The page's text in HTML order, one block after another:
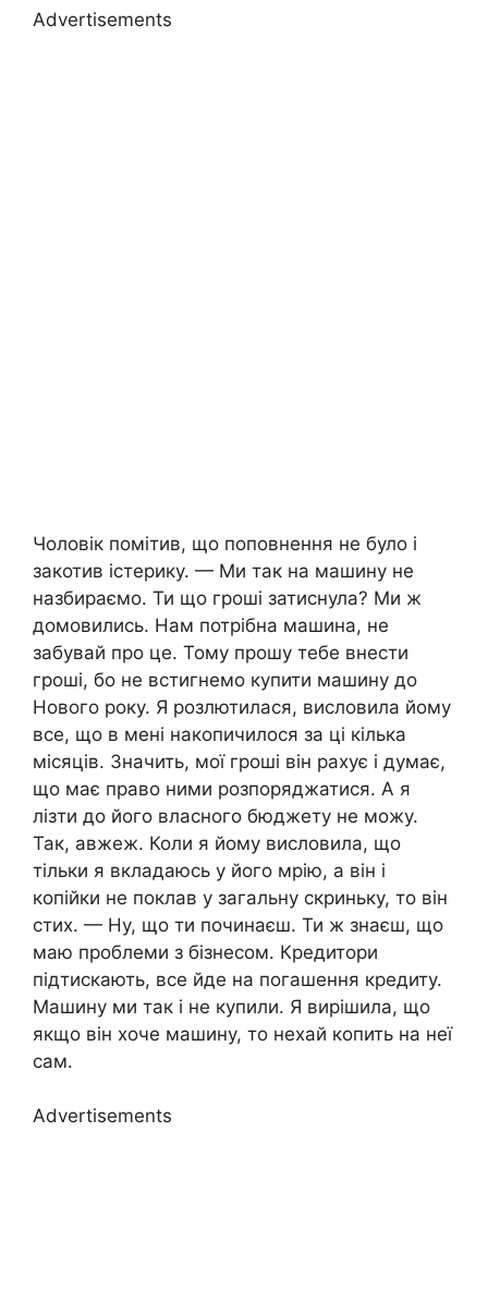
Advertisements
Чоловік помітив, що поповнення не було і
закотив icтерику. — Ми так на машину не
назбираємо. Ти що гроші затиснула? Ми ж
домовились. Нам потрібна машина, не
забувай про це. Тому прошу тебе внести
гроші, бо не встигнемо купити машину до
Нового року. Я розлютилася, висловила йому
все, що в мені накопичилося за ці кілька
місяців. Значить, мої гроші він рахує і думає,
що має право ними розпоряджатися. А я
лізти до його власного бюджету не можу.
Так, авжеж. Коли я йому висловила, що
тільки я вкладаюсь у його мрію, а він і
копійки не поклав у загальну скриньку, то він
стих. — Ну, що ти починаєш. Ти ж знаєш, що
маю проблеми з бізнесом. Кредитори
підтискають, все йде на погашення кредиту.
Машину ми так і не купили. Я вирішила, що
якщо він хоче машину, то нехай копить на неї
сам.
Advertisements